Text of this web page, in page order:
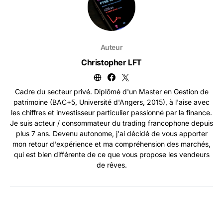
Auteur
Christopher LFT
Cadre du secteur privé. Diplômé d'un Master en Gestion de
patrimoine (BAC+5, Université d'Angers, 2015), à l'aise avec
les chiffres et investisseur particulier passionné par la finance.
Je suis acteur / consommateur du trading francophone depuis
plus 7 ans. Devenu autonome, j'ai décidé de vous apporter
mon retour d'expérience et ma compréhension des marchés,
qui est bien différente de ce que vous propose les vendeurs
de rêves.